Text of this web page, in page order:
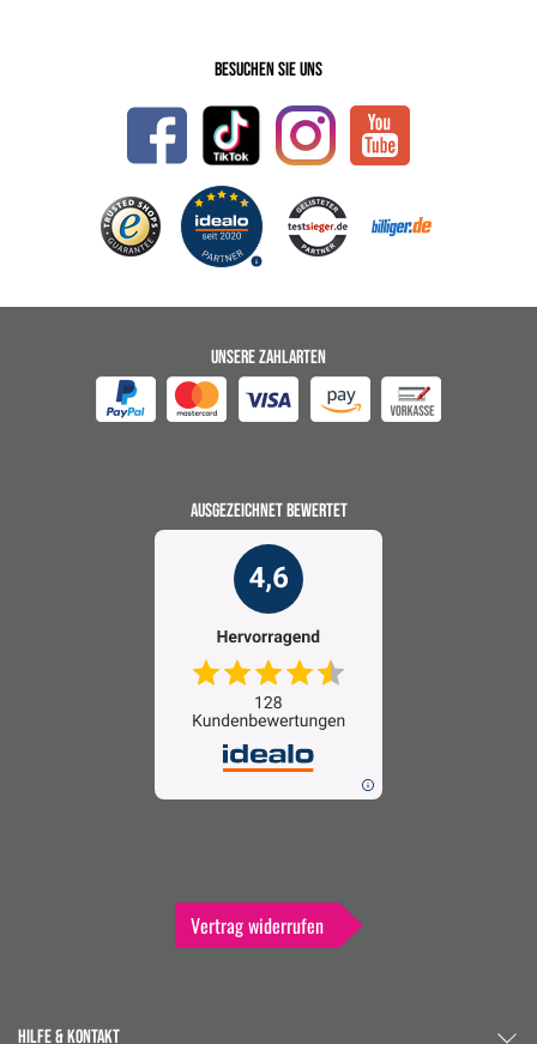
Besuchen Sie uns
UNSERE ZAHLARTEN
AUSGEZEICHNET BEWERTET
Vertrag widerrufen
HILFE & KONTAKT